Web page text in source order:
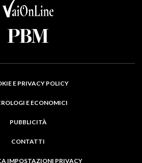
E PRIVACY POLICY
E ECONOMICI
PUBBLICITÀ
CONTATTI
IMPOSTAZIONI PRIVACY